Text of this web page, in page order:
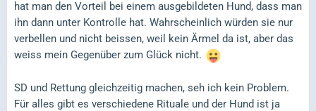
hat man den Vorteil bei einem ausgebildeten Hund, dass man
ihn dann unter Kontrolle hat. Wahrscheinlich würden sie nur
verbellen und nicht beissen, weil kein Ärmel da ist, aber das
weiss mein Gegenüber zum Glück nicht.
SD und Rettung gleichzeitig machen, seh ich kein Problem.
Für alles gibt es verschiedene Rituale und der Hund ist ja